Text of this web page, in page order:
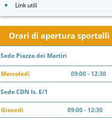
Link utili
Orari di apertura sportelli
Sede Piazza dei Martiri
Mercoledì 09:00 - 12:30
Sede CDN Is. E/1
Giovedì 09:00 - 12:30